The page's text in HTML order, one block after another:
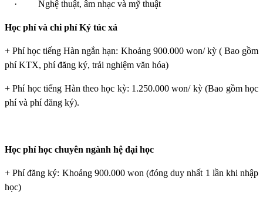
·
Nghệ thuật, âm nhạc và mỹ thuật
Học phí và chi phí Ký túc xá
+ Phí học tiếng Hàn ngắn hạn: Khoảng 900.000 won/ kỳ ( Bao gồm
phí KTX, phí đăng ký, trải nghiệm văn hóa)
+ Phí học tiếng Hàn theo học kỳ: 1.250.000 won/ kỳ (Bao gồm học
phí và phí đăng ký).
Học phí học chuyên ngành hệ đại học
+ Phí đăng ký: Khoảng 900.000 won (đóng duy nhất 1 lần khi nhập
học)